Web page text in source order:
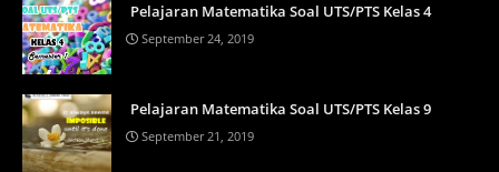
Pelajaran Matematika Soal UTS/PTS Kelas 4
September 24, 2019
Pelajaran Matematika Soal UTS/PTS Kelas 9
September 21, 2019